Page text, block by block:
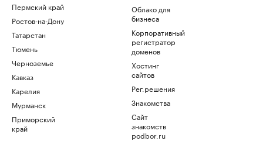
Пермский край
Ростов-на-Дону
Татарстан
Тюмень
Черноземье
Кавказ
Карелия
Мурманск
Приморский
край
Облако для
бизнеса
Корпоративный
регистратор
доменов
Хостинг
сайтов
Рег.решения
Знакомства
Сайт
знакомств
podbor.ru